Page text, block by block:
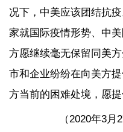
况下，中美应该团结抗
家就国际疫情形势、中
方愿继续毫无保留同美
市和企业纷纷在向美方
方当前的困难处境，愿提
（2020年3